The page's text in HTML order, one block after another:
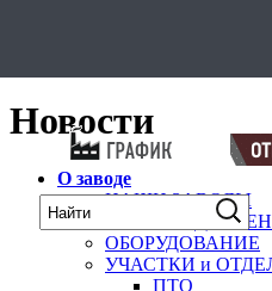
Новости
О заводе
НАШИ ЗАВОДЫ
ОБОРУДОВАНИЕ
УЧАСТКИ и
ПТО